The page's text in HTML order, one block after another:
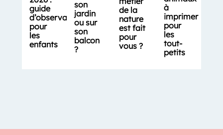
guide
d’observation
pour
les
enfants
son
jardin
ou sur
son
balcon
?
de la
nature
est fait
pour
vous ?
à
imprimer
pour
les
tout-
petits